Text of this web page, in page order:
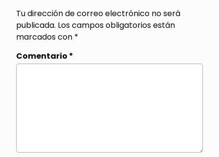
Tu dirección de correo electrónico no será
publicada. Los campos obligatorios están
marcados con *
Comentario *